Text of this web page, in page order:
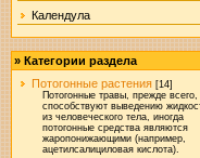
Календула
» Категории раздела
Потогонные растения [14]
Потогонные травы, прежде всего,
способствуют выведению
из человеческого тела, иногда
потогонные средства являются
жаропонижающими (например,
ацетилсалициловая кислота).